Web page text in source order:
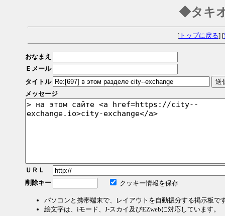
◆タキ
[トップに戻る] [
おなまえ
Ｅメール
タイトル
メッセージ
ＵＲＬ
削除キー
クッキー情報を保存
パソコンと携帯端末で、レイアウトを自動振分する掲示板で
絵文字は、iモード、J-スカイ及びEZwebに対応しています。